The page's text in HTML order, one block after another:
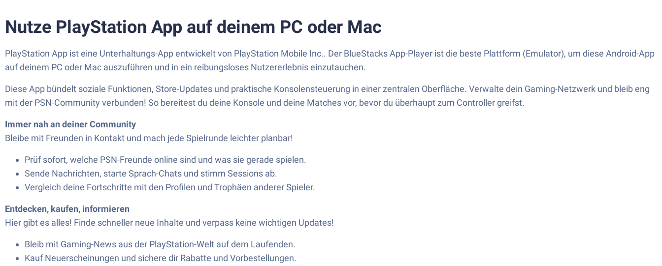
Nutze PlayStation App auf deinem PC oder Mac
PlayStation App ist eine Unterhaltungs-App entwickelt von PlayStation Mobile Inc.. Der BlueStacks App-Player ist die beste Plattform (Emulator), um diese Android-App
auf deinem PC oder Mac auszuführen und in ein reibungsloses Nutzererlebnis einzutauchen.
Diese App bündelt soziale Funktionen, Store-Updates und praktische Konsolensteuerung in einer zentralen Oberfläche. Verwalte dein Gaming-Netzwerk und bleib eng
mit der PSN-Community verbunden! So bereitest du deine Konsole und deine Matches vor, bevor du überhaupt zum Controller greifst.
Immer nah an deiner Community
Bleibe mit Freunden in Kontakt und mach jede Spielrunde leichter planbar!
Prüf sofort, welche PSN-Freunde online sind und was sie gerade spielen.
Sende Nachrichten, starte Sprach-Chats und stimm Sessions ab.
Vergleich deine Fortschritte mit den Profilen und Trophäen anderer Spieler.
Entdecken, kaufen, informieren
Hier gibt es alles! Finde schneller neue Inhalte und verpass keine wichtigen Updates!
Bleib mit Gaming-News aus der PlayStation-Welt auf dem Laufenden.
Kauf Neuerscheinungen und sichere dir Rabatte und Vorbestellungen.